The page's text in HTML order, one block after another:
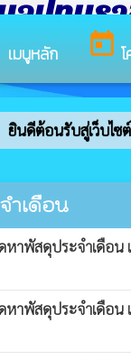
เมนูหลัก today
ลปทุมร
งหวัดอำนาจเจริญ
ยินดีต้อนรับสู่เว็บไซ
ำเดือน
หาพัสดุประจำเดือน
หาพัสดุประจำเดือน